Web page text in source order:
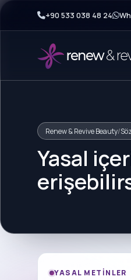
+90 533 038 48 24
Renew & Revive Beauty/
Yasal
YASAL METINLER